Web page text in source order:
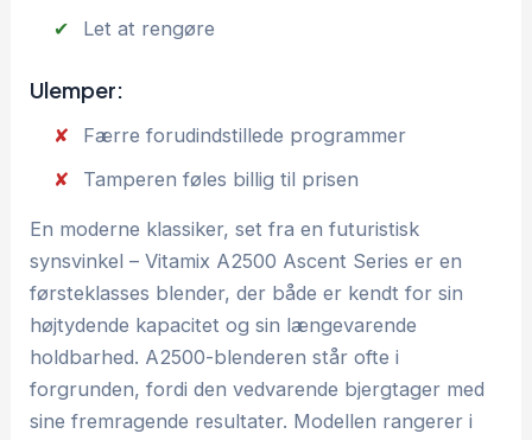
Let at rengøre
Ulemper:
Færre forudindstillede programmer
Tamperen føles billig til prisen
En moderne klassiker, set fra en futuristisk
synsvinkel – Vitamix A2500 Ascent Series er en
førsteklasses blender, der både er kendt for sin
højtydende kapacitet og sin længevarende
holdbarhed. A2500-blenderen står ofte i
forgrunden, fordi den vedvarende bjergtager med
sine fremragende resultater. Modellen rangerer i